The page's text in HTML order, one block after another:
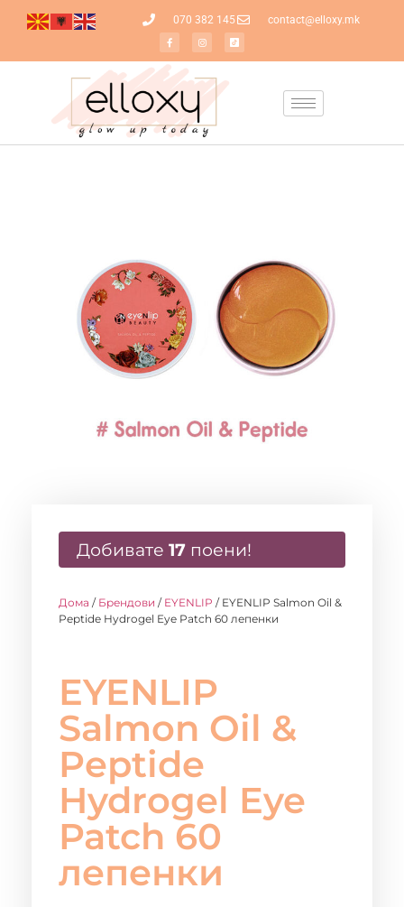
070 382 145 contact@elloxy.mk
Добивате 17 поени!
Дома / Брендови / EYENLIP / EYENLIP Salmon Oil &
Peptide Hydrogel Eye Patch 60 лепенки
EYENLIP
Salmon Oil &
Peptide
Hydrogel Eye
Patch 60
лепенки